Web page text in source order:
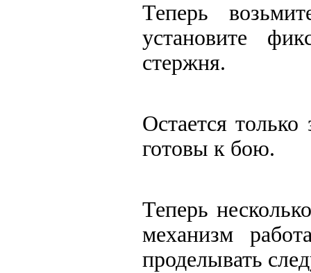
Теперь
установите
стержня.
Остается
готовы к бою.
Теперь
механизм
проделывать